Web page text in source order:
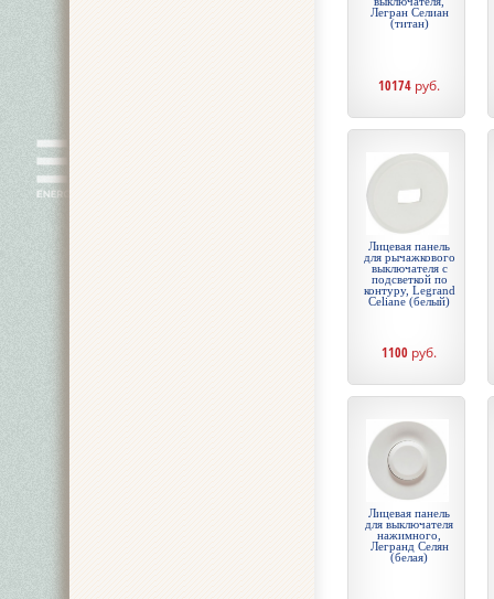
Легран Селиан
(титан)
10174 руб.
Лицевая панель
для рычажкового
выключателя с
подсветкой по
контуру, Legrand
Celiane (белый)
1100 руб.
Лицевая панель
для выключателя
нажимного,
Легранд Селян
(белая)